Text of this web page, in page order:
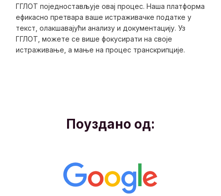
ГГЛОТ поједностављује овај процес. Наша платформа
ефикасно претвара ваше истраживачке податке у
текст, олакшавајући анализу и документацију. Уз
ГГЛОТ, можете се више фокусирати на своје
истраживање, а мање на процес транскрипције.
Поуздано од: